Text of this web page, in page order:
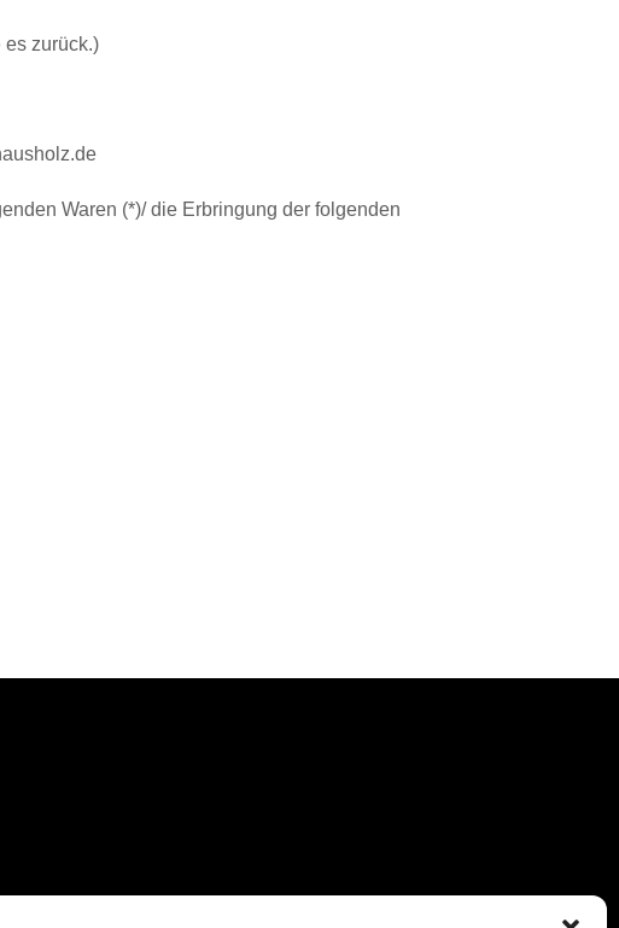
zurück.)
Waren (*)/ die Erbringung der folgenden